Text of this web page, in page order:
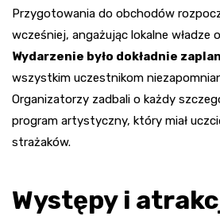
Przygotowania do obchodów
wcześniej, angażując lokalne władze
Wydarzenie było dokładnie
wszystkim uczestnikom
Organizatorzy zadbali o każdy
program artystyczny, który miał
strażaków.
Występy i